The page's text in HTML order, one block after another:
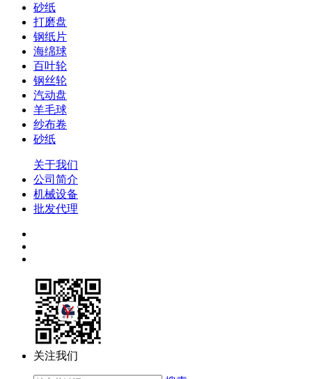
砂纸
打磨盘
钢纸片
海绵球
百叶轮
钢丝轮
汽动盘
羊毛球
纱布卷
砂纸
关于我们
公司简介
机械设备
批发代理
关注我们